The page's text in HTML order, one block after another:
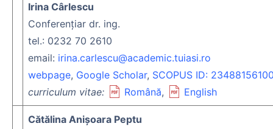
Irina Cârlescu
Conferențiar dr. ing.
tel.: 0232 70 2610
email: irina.carlescu@academic.tuiasi.ro
webpage, Google Scholar, SCOPUS ID:
curriculum vitae:
Română, English
Cătălina Anișoara Peptu